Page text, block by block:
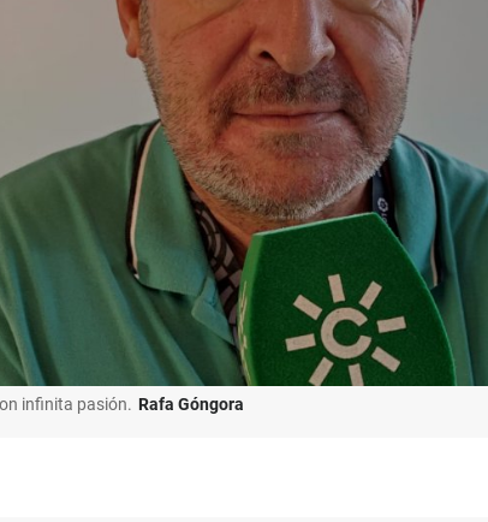
infinita pasión. Rafa Góngora